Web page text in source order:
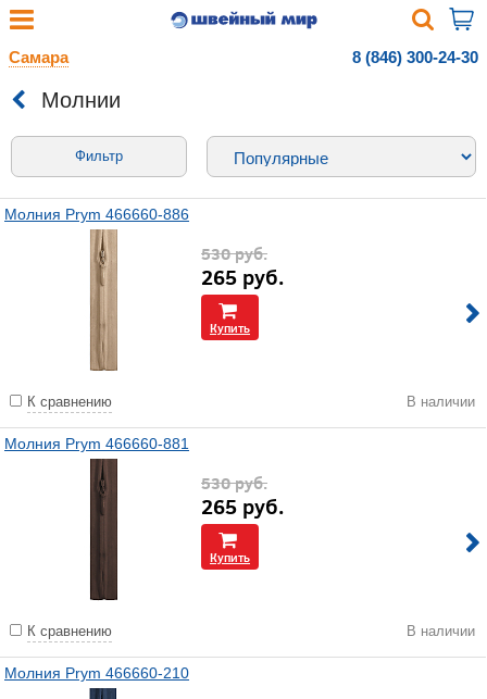
Самара 8 (846) 300-24-30
Молнии
Фильтр
Молния Prym 466660-886
530руб.
265 руб.
Купить
К сравнению В наличии
Молния Prym 466660-881
530руб.
265 руб.
Купить
К сравнению В наличии
Молния Prym 466660-210